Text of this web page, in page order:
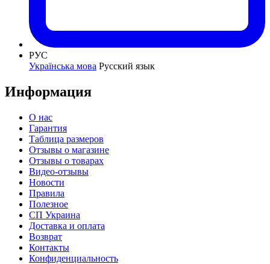
РУС
Українська мова Русский язык
Информация
О нас
Гарантия
Таблица размеров
Отзывы о магазине
Отзывы о товарах
Видео-отзывы
Новости
Правила
Полезное
СП Украина
Доставка и оплата
Возврат
Контакты
Конфиденциальность